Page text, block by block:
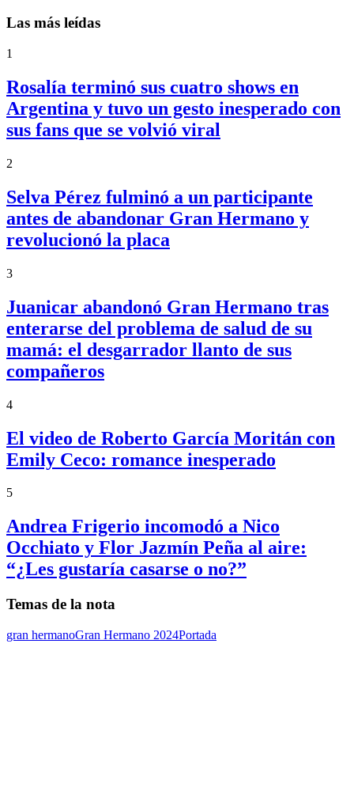
Las más leídas
1
Rosalía terminó sus cuatro shows en
Argentina y tuvo un gesto inesperado con
sus fans que se volvió viral
2
Selva Pérez fulminó a un participante
antes de abandonar Gran Hermano y
revolucionó la placa
3
Juanicar abandonó Gran Hermano tras
enterarse del problema de salud de su
mamá: el desgarrador llanto de sus
compañeros
4
El video de Roberto García Moritán con
Emily Ceco: romance inesperado
5
Andrea Frigerio incomodó a Nico
Occhiato y Flor Jazmín Peña al aire:
“¿Les gustaría casarse o no?”
Temas de la nota
gran hermanoGran Hermano 2024Portada